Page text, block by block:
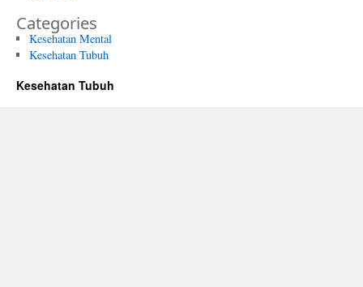
Categories
Kesehatan Mental
Kesehatan Tubuh
Kesehatan Tubuh